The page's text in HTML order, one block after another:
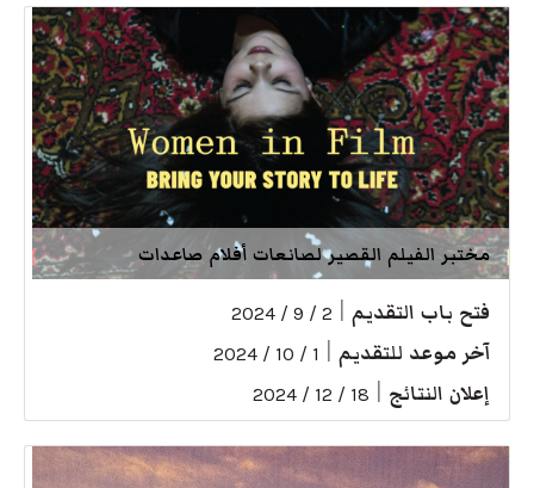
مختبر الفيلم القصير لصانعات أفلام صاعدات
فتح باب التقديم 2 / 9 / 2024
آخر موعد للتقديم 1 / 10 / 2024
إعلان النتائج 18 / 12 / 2024